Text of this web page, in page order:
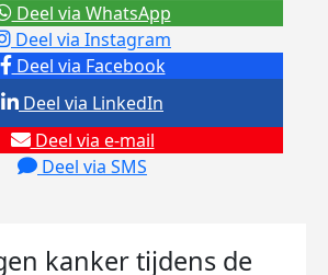
Deel via Facebook
Deel via Instagram
Deel via e-mail
Deel via SMS
Deel via LinkedIn
Deel via WhatsApp
kanker tijdens de